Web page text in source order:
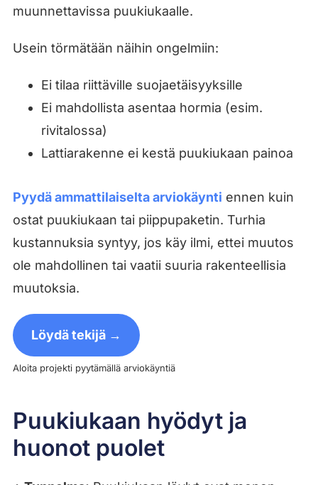
muunnettavissa puukiukaalle.
Usein törmätään näihin ongelmiin:
Ei tilaa riittäville suojaetäisyyksille
Ei mahdollista asentaa hormia (esim.
rivitalossa)
Lattiarakenne ei kestä puukiukaan painoa
Pyydä ammattilaiselta arviokäynti ennen kuin
ostat puukiukaan tai piippupaketin. Turhia
kustannuksia syntyy, jos käy ilmi, ettei muutos
ole mahdollinen tai vaatii suuria rakenteellisia
muutoksia.
Löydä tekijä →
Aloita projekti pyytämällä arviokäyntiä
Puukiukaan hyödyt ja
huonot puolet